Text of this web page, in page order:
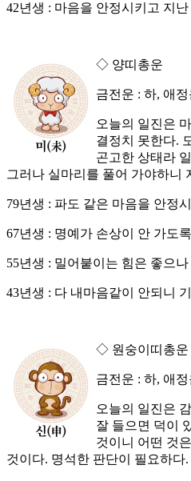
42년생 : 마음을 안정시키고 지
◇ 양띠총운
금전운 : 하, 애
오늘의 일진은
결정치 못한다.
곤고한 상태라
그러나 실마리를 풀어 가야하니
79년생 : 파도 같은 마음을 안정
67년생 : 명예가 손상이 안 가도
55년생 : 밀어붙이는 힘은 좋으
43년생 : 다 내마음같이 안되니
◇ 원숭이띠총운
금전운 : 하, 애
오늘의 일진은
잘 들으면 덕이
것이니 어떤 것
것이다. 명석한 판단이 필요하다.